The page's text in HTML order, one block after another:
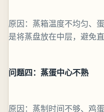
原因：蒸箱温度不均匀、
是将蒸盘放在中层，避免
问题四：蒸蛋中心不熟
原因：蒸制时间不够、鸡